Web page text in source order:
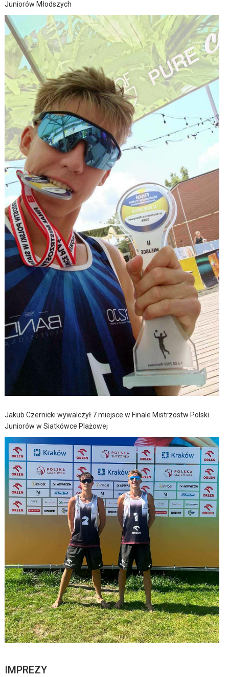
Juniorów Młodszych
Jakub Czernicki wywalczył 7 miejsce w Finale Mistrzostw Polski
Juniorów w Siatkówce Plażowej
IMPREZY